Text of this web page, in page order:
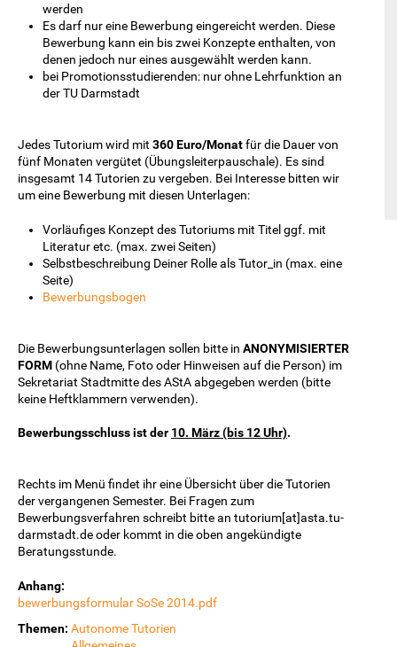
werden
Es darf nur eine Bewerbung eingereicht werden. Diese
Bewerbung kann ein bis zwei Konzepte enthalten, von
denen jedoch nur eines ausgewählt werden kann.
bei Promotionsstudierenden: nur ohne Lehrfunktion an
der TU Darmstadt
Jedes Tutorium wird mit 360 Euro/Monatfür die Dauer von
fünf Monaten vergütet (Übungsleiterpauschale). Es sind
insgesamt 14 Tutorien zu vergeben. Bei Interesse bitten wir
um eine Bewerbung mit diesen Unterlagen:
Vorläufiges Konzept des Tutoriums mit Titel ggf. mit
Literatur etc. (max. zwei Seiten)
Selbstbeschreibung Deiner Rolle als Tutor_in (max. eine
Seite)
Bewerbungsbogen
Die Bewerbungsunterlagen sollen bitte in ANONYMISIERTER
FORM (ohne Name, Foto oder Hinweisen auf die Person) im
Sekretariat Stadtmitte des AStA abgegeben werden (bitte
keine Heftklammern verwenden).
Bewerbungsschluss ist der 10. März (bis 12 Uhr).
Rechts im Menü findet ihr eine Übersicht über die Tutorien
der vergangenen Semester. Bei Fragen zum
Bewerbungsverfahren schreibt bitte an tutorium[at]asta.tu-
darmstadt.de oder kommt in die oben angekündigte
Beratungsstunde.
Anhang:
bewerbungsformular SoSe 2014.pdf
Themen: Autonome Tutorien